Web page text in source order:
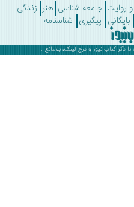
جامعه شناسی هنر زندگی
پیگیری شناسنامه
نیوز و درج لینک، بلامانع .